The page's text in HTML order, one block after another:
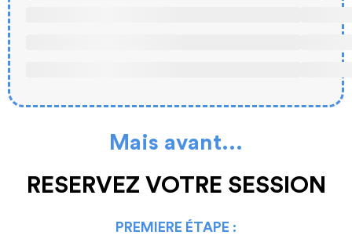
Mais avant...
RESERVEZ VOTRE SESSION
PREMIERE ÉTAPE :